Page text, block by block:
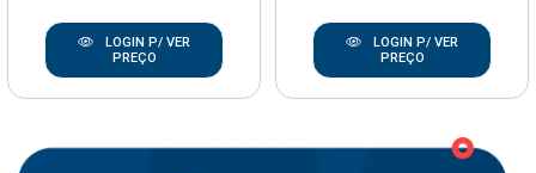
LOGIN P/ VER
PREÇO
LOGIN P/ VER
PREÇO